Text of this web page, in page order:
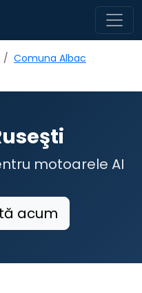
Comuna Albac
motoarele AI
acum